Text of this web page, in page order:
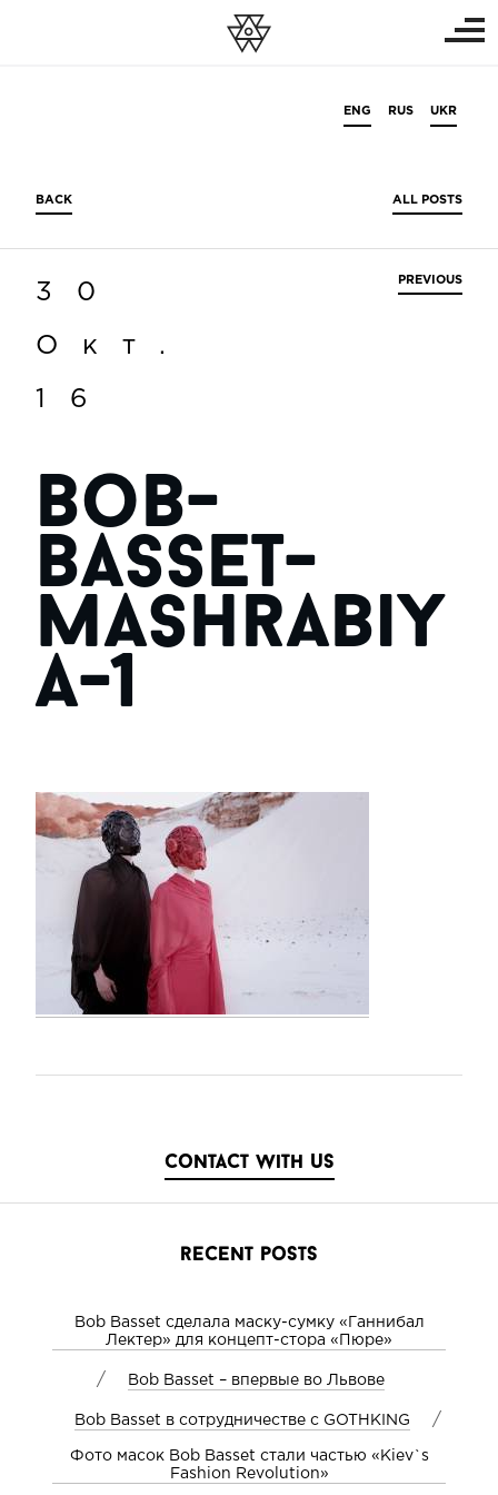
ENG RUS UKR
BACK ALL POSTS
30
Окт.
16
bob-
basset-
mashrabiy
a-1
PREVIOUS
contact with us
recent posts
Bob Basset сделала маску-сумку «Ганнибал
Лектер» для концепт-стора «Пюре»
/ Bob Basset – впервые во Львове
Bob Basset в сотрудничестве с GOTHKING /
Фото масок Bob Basset стали частью «Kiev`s
Fashion Revolution»